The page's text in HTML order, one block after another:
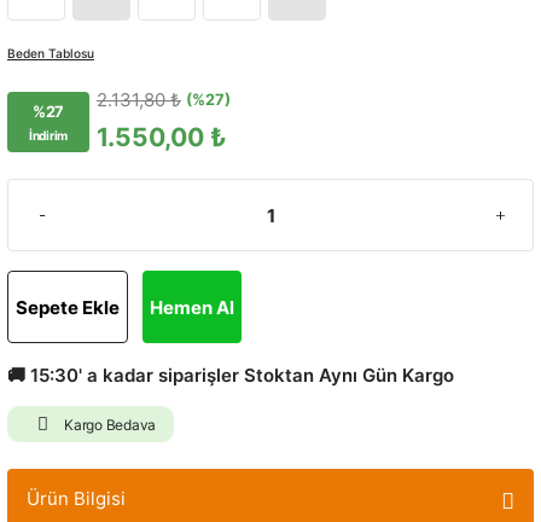
Beden Tablosu
%27
İndirim
2.131,80 ₺ (%27)
1.550,00 ₺
Sepete Ekle Hemen Al
🚚 15:30' a kadar siparişler Stoktan Aynı Gün Kargo
Kargo Bedava
Ürün Bilgisi